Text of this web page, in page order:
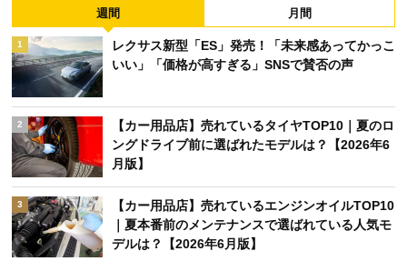
週間 月間
1
レクサス新型「ES」発売！「未来感あってかっこ
いい」「価格が高すぎる」SNSで賛否の声
2
【カー用品店】売れているタイヤTOP10｜夏のロ
ングドライブ前に選ばれたモデルは？【2026年6
月版】
3
【カー用品店】売れているエンジンオイルTOP10
｜夏本番前のメンテナンスで選ばれている人気モ
デルは？【2026年6月版】